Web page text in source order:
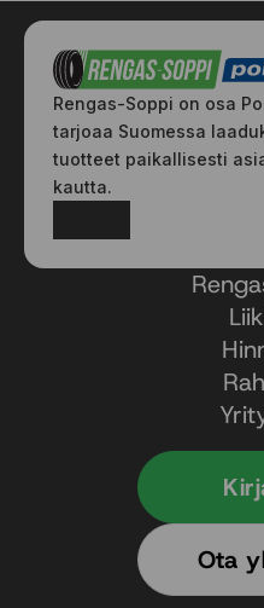
Rengas-Soppi on osa
tarjoaa Suomessa
tuotteet paikallisesti
kautta.
Ota